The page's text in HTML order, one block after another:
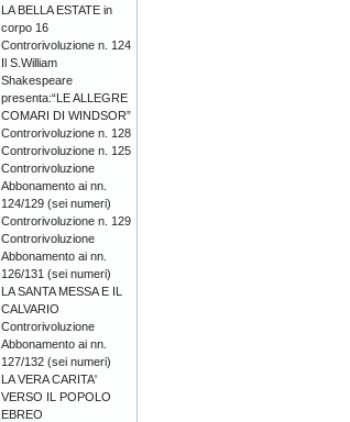
LA BELLA ESTATE in
corpo 16
Controrivoluzione n. 124
Il S.William
Shakespeare
presenta:“LE ALLEGRE
COMARI DI WINDSOR”
Controrivoluzione n. 128
Controrivoluzione n. 125
Controrivoluzione
Abbonamento ai nn.
124/129 (sei numeri)
Controrivoluzione n. 129
Controrivoluzione
Abbonamento ai nn.
126/131 (sei numeri)
LA SANTA MESSA E IL
CALVARIO
Controrivoluzione
Abbonamento ai nn.
127/132 (sei numeri)
LA VERA CARITA'
VERSO IL POPOLO
EBREO